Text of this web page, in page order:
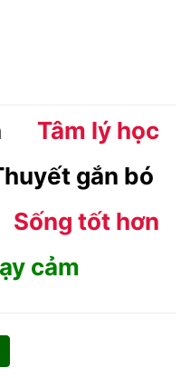
Tâm lý học
gắn bó
Sống tốt hơn
cảm